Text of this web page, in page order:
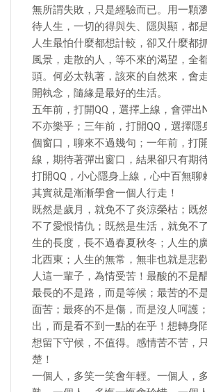
無所謂失敗，只是經驗而已。用一顆
待人生，一切的得與失、隱與顯，都
人生最怕什麼都想計較，卻又什麼都
風景，走散的人，等不來的渴望，全
頭。何必太執著，該來的自然來，會
開執念，隨緣是最好的生活。
五年前，打開QQ，選擇上線，會彈出
不亦樂乎；三年前，打開QQ，選擇隱
個窗口，聊來不過幾句；一年前，打
線，期待著彈出窗口，結果卻只有期
打開QQ，小心隱身上線，心中百無聊
其實就是漸漸學會一個人行走！
既然是歲月，就免不了炎涼榮枯；既
不了愛恨情仇；既然是生活，就免不
生的長度，長不過春夏秋冬；人生的
北西東；人生的無常，無非也就是悲歡
人這一輩子，為情受苦！最酸的不是
最長的不是路，而是等候；最苦的不
面苦；最疼的不是傷，而是沒人呵護
出，而是看不到一點的在乎！想轉身
想留下守候，不值得。感情苦不苦，
楚！
一個人，多笑一笑會年輕。一個人，